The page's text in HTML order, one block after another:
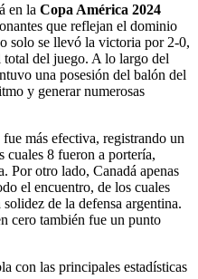
en la Copa América 2024
que reflejan el dominio
solo se llevó la victoria por 2-0,
del juego. A lo largo del
una posesión del balón del
y generar numerosas
más efectiva, registrando un
cuales 8 fueron a portería,
Por otro lado, Canadá apenas
el encuentro, de los cuales
de la defensa argentina.
cero también fue un punto
con las principales estadísticas